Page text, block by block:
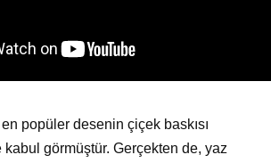
popüler desenin çiçek baskısı
görmüştür. Gerçekten de, yaz